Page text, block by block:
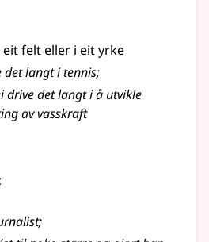
felt eller i eit yrke
det langt i tennis;
drive det langt i å utvikle
av vasskraft
;
;